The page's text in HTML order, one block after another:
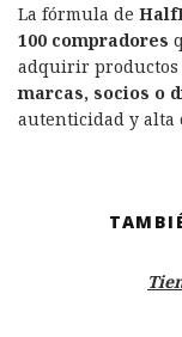
La fórmula de
100 compradores
adquirir productos
marcas, socios o
autenticidad y alta